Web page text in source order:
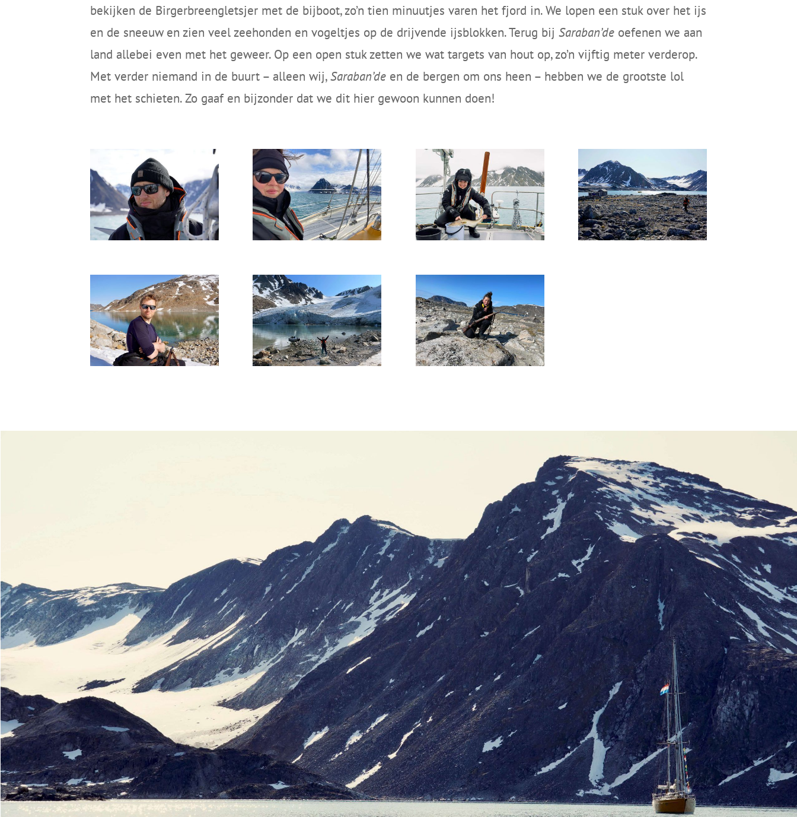
bekijken de Birgerbreengletsjer met de bijboot, zo’n tien minuutjes varen het fjord in. We lopen een stuk over het ijs
en de sneeuw en zien veel zeehonden en vogeltjes op de drijvende ijsblokken. Terug bij Saraban’de oefenen we aan
land allebei even met het geweer. Op een open stuk zetten we wat targets van hout op, zo’n vijftig meter verderop.
Met verder niemand in de buurt – alleen wij,Saraban’de en de bergen om ons heen – hebben we de grootste lol
met het schieten. Zo gaaf en bijzonder dat we dit hier gewoon kunnen doen!